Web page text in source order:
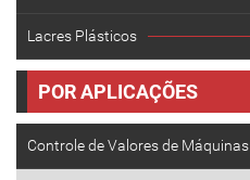
Lacres Plásticos
POR APLICAÇÕES
Controle de Valores de Máquinas